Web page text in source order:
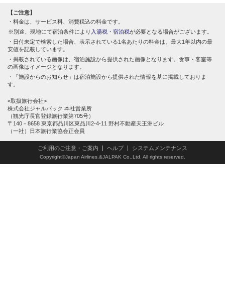
【ご注意】
料金は、サービス料、消費税込の料金です。
別途、現地にて宿泊条件により 入湯税・宿泊税が必要となる場合がございます。
日付未定で検索した場合、表示されている1名あたりの料金は、最大1年以内の最
安値を記載しています。
掲載されている画像は、宿泊施設から提供された画像となります。食事・客室等
の画像はイメージとなります。
「施設からのお知らせ」は宿泊施設から提供された情報を基に掲載しておりま
す。
<取扱旅行会社>
株式会社ジャルパック 本社営業所
（観光庁長官登録旅行業第705号）
〒140－8658 東京都品川区東品川2-4-11 野村不動産天王洲ビル
（一社）日本旅行業協会正会員
ご利用のご注意・ご案内 ヘルプ システムメンテナンス
Copyright©Japan Airlines.&JALPAK Co.,Ltd. All rights reserved.